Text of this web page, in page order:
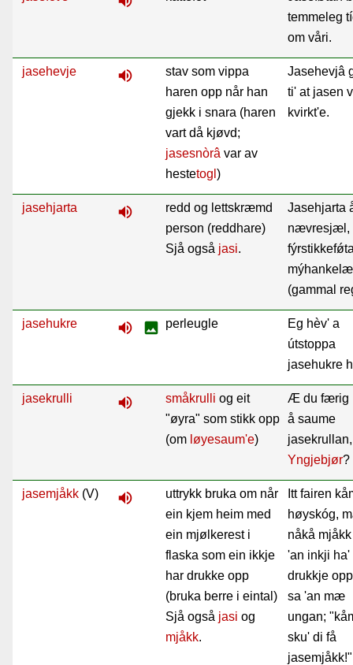
temmeleg
om våri.
jasehevje volume_up
stav som vippa
haren opp når han
gjekk i snara (haren
vart då kjøvd;
jasesnòrâ var av
hestetogl )
Jasehevjâ
ti' at jasen
kvirkt'e.
jasehjarta volume_up
redd og lettskræmd
person (reddhare)
Sjå også jasi.
Jasehjarta
nævresjæl,
(gammal
jasehukre volume_up image perleugle
Eg hèv' a
útstoppa
jasehukre
jasekrulli volume_up småkrulli og eit
"øyra" som stikk opp
(om løyesaum'e)
Æ du færig
å saume
jasekrullan,
Yngjebjør?
jasemjåkk (V) volume_up
uttrykk bruka om når
ein kjem heim med
ein mjølkerest i
flaska som ein ikkje
har drukke opp
(bruka berre i eintal)
Sjå også jasi og
mjåkk.
Itt fairen
høyskóg,
nåkå
'an inkji ha'
drukkje
sa 'an mæ
ungan;
sku' di få